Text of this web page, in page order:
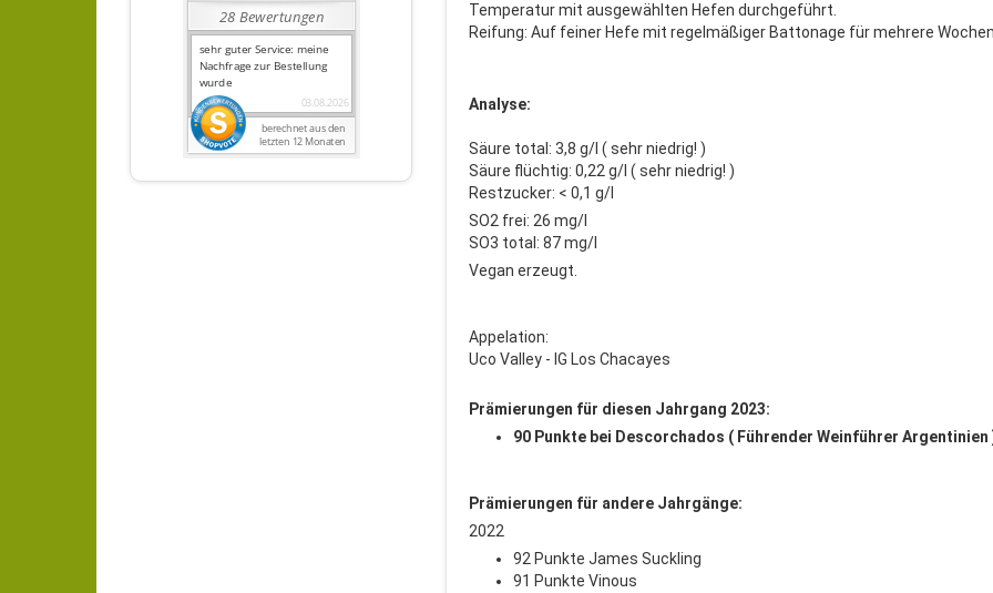
Temperatur mit ausgewählten Hefen durchgeführt.
Reifung: Auf feiner Hefe mit regelmäßiger Battonage für mehrere
Analyse:
Säure total: 3,8 g/l ( sehr niedrig! )
Säure flüchtig: 0,22 g/l ( sehr niedrig! )
Restzucker: < 0,1 g/l
SO2 frei: 26 mg/l
SO3 total: 87 mg/l
Vegan erzeugt.
Appelation:
Uco Valley - IG Los Chacayes
Prämierungen für diesen Jahrgang 2023:
90 Punkte bei Descorchados ( Führender Weinführer Argentinien
Prämierungen für andere Jahrgänge:
2022
92 Punkte James Suckling
91 Punkte Vinous